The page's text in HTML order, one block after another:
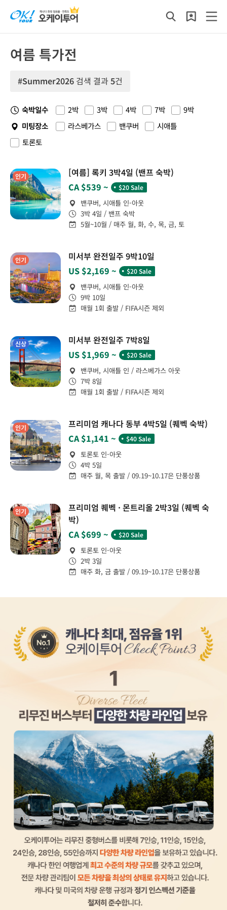
여름 특가전
#Summer2026 검색 결과5건
숙박일수 2박 3박 4박 7박
9박
미팅장소
라스베가스 밴쿠버
시애틀
토론토
인기
[여름] 록키 3박4일 (밴프 숙박)
CA $539 ~
$20 Sale
˙
밴쿠버, 시애틀 인-아웃
3박 4일 / 밴프 숙박
5월~10월 / 매주 월, 화, 수, 목, 금, 토
인기
미서부 완전일주 9박10일
US $2,169 ~
$20 Sale
˙
밴쿠버, 시애틀 인-아웃
9박 10일
매월 1회 출발 / FIFA시즌 제외
신상
미서부 완전일주 7박8일
US $1,969 ~
$20 Sale
˙
밴쿠버, 시애틀 인 / 라스베가스 아웃
7박 8일
매월 1회 출발 / FIFA시즌 제외
인기
프리미엄 캐나다 동부 4박5일 (퀘벡 숙박)
CA $1,141 ~
$40 Sale
˙
토론토 인-아웃
4박 5일
매주 월, 목 출발 / 09.19~10.17은 단풍상품
인기
프리미엄 퀘벡 · 몬트리올 2박3일 (퀘벡 숙
박)
CA $699 ~
$20 Sale
˙
토론토 인-아웃
2박 3일
매주 화, 금 출발 / 09.19~10.17은 단풍상품